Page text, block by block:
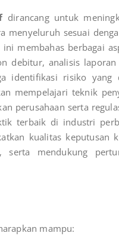
dirancang untuk
menyeluruh sesuai
membahas berbagai
debitur, analisis
identifikasi risiko yang
mempelajari teknik
perusahaan serta
terbaik di industri
kualitas keputusan
serta mendukung
mampu: